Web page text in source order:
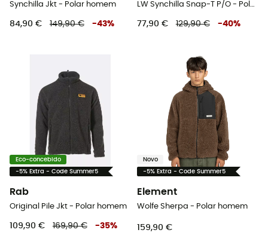
Synchilla Jkt - Polar homem
84,90 € 149,90 € -43%
LW Synchilla Snap-T P/O - Polar homem
77,90 € 129,90 € -40%
Eco-concebido
-5% Extra - Code Summer5
Rab
Original Pile Jkt - Polar homem
109,90 € 169,90 € -35%
Novo
-5% Extra - Code Summer5
Element
Wolfe Sherpa - Polar homem
159,90 €